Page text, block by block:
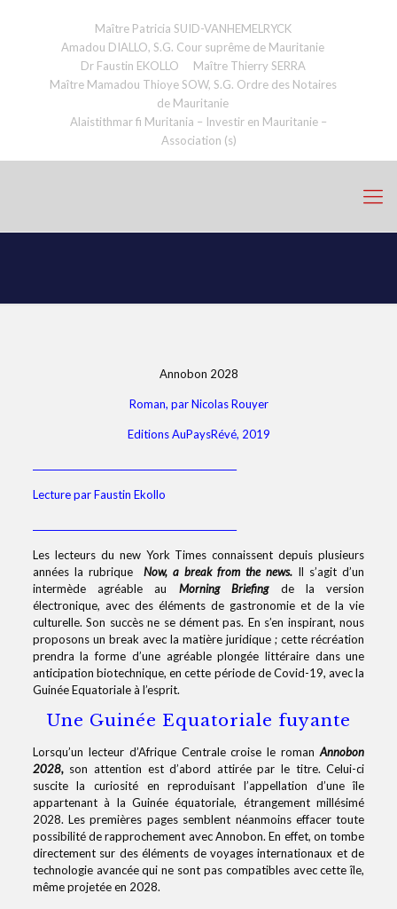
Maître Patricia SUID-VANHEMELRYCK
Amadou DIALLO, S.G. Cour suprême de Mauritanie
Dr Faustin EKOLLO
Maître Thierry SERRA
Maître Mamadou Thioye SOW, S.G. Ordre des Notaires
de Mauritanie
Alaistithmar fi Muritania – Investir en Mauritanie –
Association (s)
Annobon 2028
Roman, par Nicolas Rouyer
Editions AuPaysRévé, 2019
Lecture par Faustin Ekollo
Les lecteurs du new York Times connaissent depuis plusieurs
années la rubrique Now, a break from the news. Il s’agit d’un
intermède agréable au Morning Briefingde la version
électronique, avec des éléments de gastronomie et de la vie
culturelle. Son succès ne se dément pas. En s’en inspirant, nous
proposons un break avec la matière juridique ; cette récréation
prendra la forme d’une agréable plongée littéraire dans une
anticipation biotechnique, en cette période de Covid-19, avec la
Guinée Equatoriale à l’esprit.
Une Guinée Equatoriale fuyante
Lorsqu’un lecteur d’Afrique Centrale croise le romanAnnobon
2028, son attention est d’abord attirée par le titre. Celui-ci
suscite la curiosité en reproduisant l’appellation d’une île
appartenant à la Guinée équatoriale, étrangement millésimé
2028. Les premières pages semblent néanmoins effacer toute
possibilité de rapprochement avec Annobon. En effet, on tombe
directement sur des éléments de voyages internationaux et de
technologie avancée qui ne sont pas compatibles avec cette île,
même projetée en 2028.